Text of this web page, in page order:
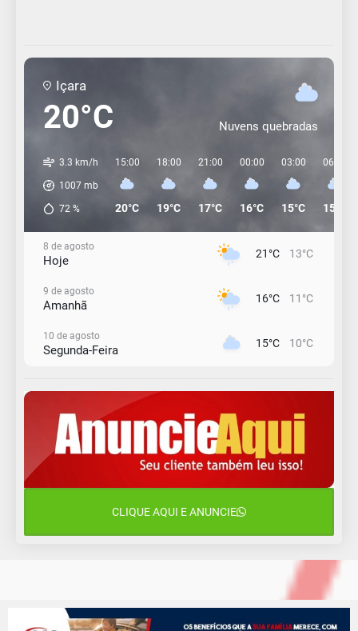
Içara
20°C Nuvens quebradas
3.3 km/h
1007 mb
72 %
15:00
20°C
18:00
19°C
21:00
17°C
00:00
16°C
03:00
15°C
06:00
15°C
8 de agosto
Hoje 21°C 13°C
9 de agosto
Amanhã 16°C 11°C
10 de agosto
Segunda-Feira 15°C 10°C
Terça-Feira 13°C 11°C
12 de agosto
Quarta-Feira
Quinta-Feira
CLIQUE AQUI E ANUNCIE